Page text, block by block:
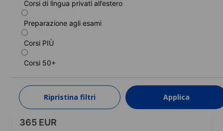
Corsi di lingua privati all’estero
Preparazione agli esami
Corsi PIÙ
Corsi 50+
Ripristina filtri Applica
1 settimana
220 EUR
Durata: 1 - 52 settimane
Livelli: Principiante a Avanzato (C1)
1 settimanaa partire da
365 EUR